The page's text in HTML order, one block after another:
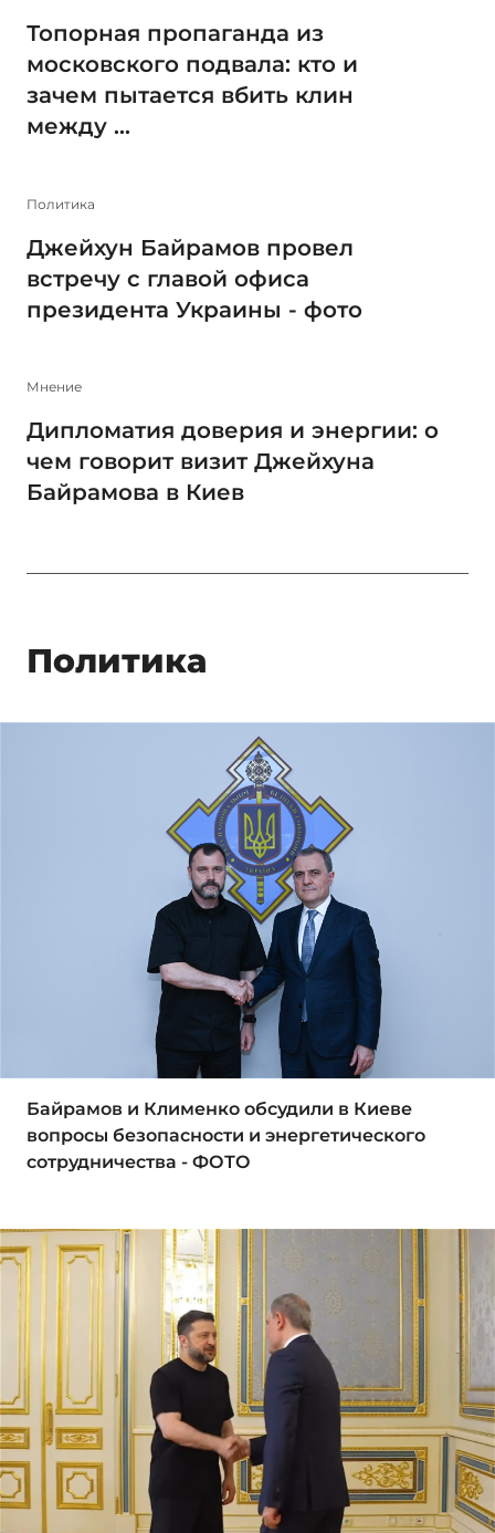
Топорная пропаганда из
московского подвала: кто и
зачем пытается вбить клин
между ...
Политика
Джейхун Байрамов провел
встречу с главой офиса
президента Украины - фото
Мнение
Дипломатия доверия и энергии: о
чем говорит визит Джейхуна
Байрамова в Киев
Политика
Байрамов и Клименко обсудили в Киеве
вопросы безопасности и энергетического
сотрудничества - ФОТО